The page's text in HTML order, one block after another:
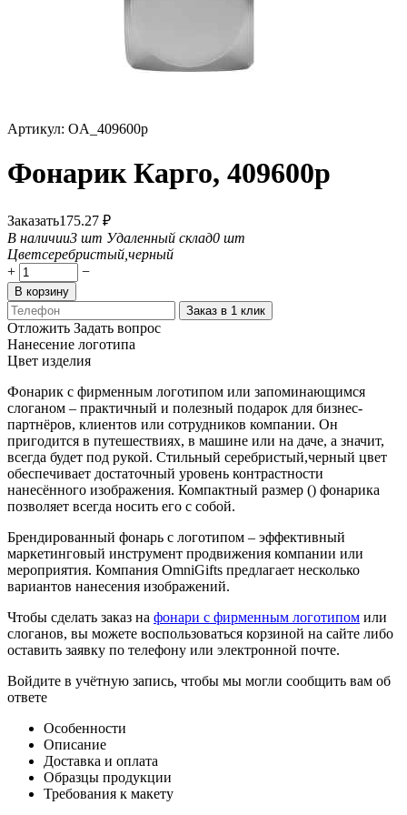
Артикул: OA_409600p
Фонарик Карго, 409600p
Заказать175.27 ₽
В наличии3 шт Удаленный склад0 шт
Цветсеребристый,черный
+
−
В корзину
Заказ в 1 клик
Отложить Задать вопрос
Нанесение логотипа
Цвет изделия
Фонарик с фирменным логотипом или запоминающимся
слоганом – практичный и полезный подарок для бизнес-
партнёров, клиентов или сотрудников компании. Он
пригодится в путешествиях, в машине или на даче, а значит,
всегда будет под рукой. Стильный серебристый,черный цвет
обеспечивает достаточный уровень контрастности
нанесённого изображения. Компактный размер () фонарика
позволяет всегда носить его с собой.
Брендированный фонарь с логотипом – эффективный
маркетинговый инструмент продвижения компании или
мероприятия. Компания OmniGifts предлагает несколько
вариантов нанесения изображений.
Чтобы сделать заказ на фонари с фирменным логотипом или
слоганов, вы можете воспользоваться корзиной на сайте либо
оставить заявку по телефону или электронной почте.
Войдите в учётную запись, чтобы мы могли сообщить вам об
ответе
Особенности
Описание
Доставка и оплата
Образцы продукции
Требования к макету